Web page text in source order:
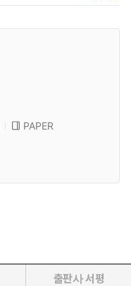
PAPER
출판사 서평